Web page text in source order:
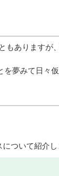
もありますが
を夢みて日々
ついて紹介し